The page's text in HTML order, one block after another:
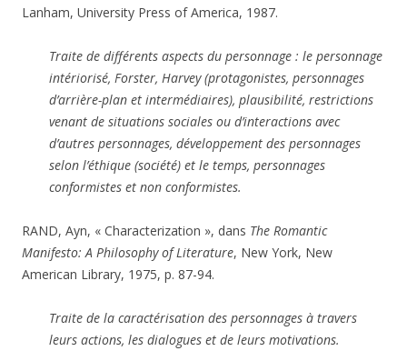
Lanham, University Press of America, 1987.
Traite de différents aspects du personnage : le personnage
intériorisé, Forster, Harvey (protagonistes, personnages
d’arrière-plan et intermédiaires), plausibilité, restrictions
venant de situations sociales ou d’interactions avec
d’autres personnages, développement des personnages
selon l’éthique (société) et le temps, personnages
conformistes et non conformistes.
RAND, Ayn, « Characterization », dans The Romantic
Manifesto: A Philosophy of Literature, New York, New
American Library, 1975, p. 87-94.
Traite de la caractérisation des personnages à travers
leurs actions, les dialogues et de leurs motivations.